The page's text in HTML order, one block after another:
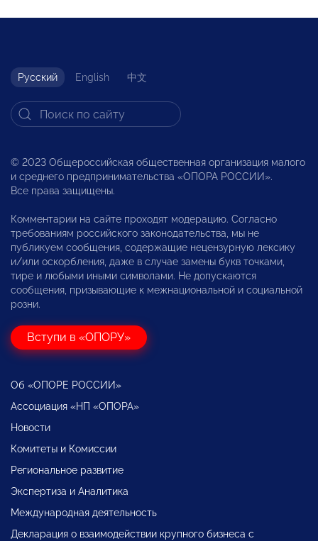
Русский English 中文
© 2023 Общероссийская общественная организация малого
и среднего предпринимательства «ОПОРА РОССИИ».
Все права защищены.
Комментарии на сайте проходят модерацию. Согласно
требованиям российского законодательства, мы не
публикуем сообщения, содержащие нецензурную лексику
и/или оскорбления, даже в случае замены букв точками,
тире и любыми иными символами. Не допускаются
сообщения, призывающие к межнациональной и социальной
розни.
Вступи в «ОПОРУ»
Об «ОПОРЕ РОССИИ»
Ассоциация «НП «ОПОРА»
Новости
Комитеты и Комиссии
Региональное развитие
Экспертиза и Аналитика
Международная деятельность
Декларация о взаимодействии крупного бизнеса с